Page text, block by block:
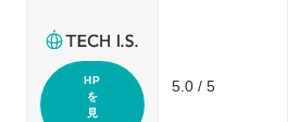
HP
を
見
5.0 / 5